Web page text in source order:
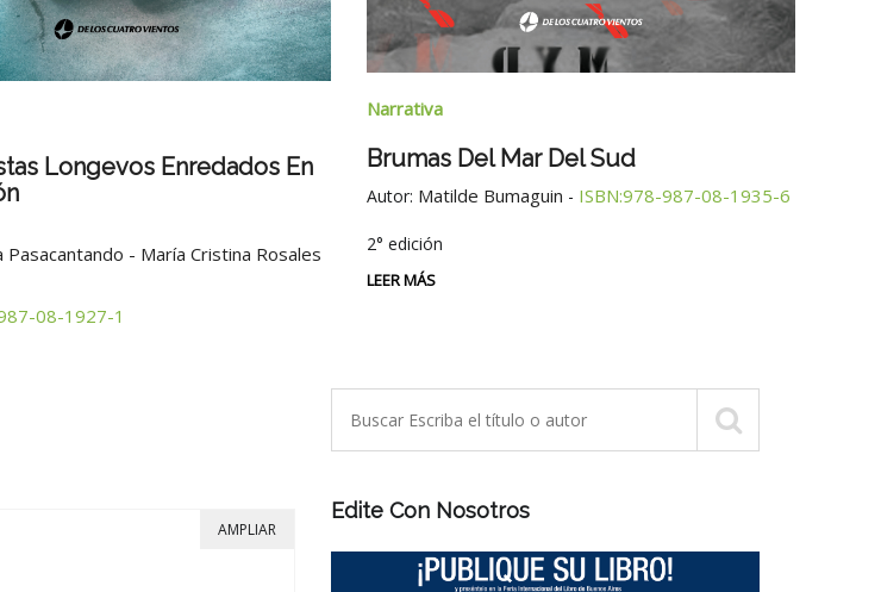
Longevos Enredados En
Pasacantando - María Cristina Rosales
08-1927-1
Narrativa
Brumas Del Mar Del Sud
Autor: Matilde Bumaguin - ISBN:978-987-08-1935-6
2° edición
LEER MÁS
AMPLIAR
Edite Con Nosotros